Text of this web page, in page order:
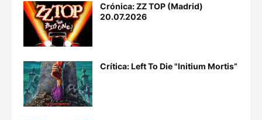
Crónica: ZZ TOP (Madrid)
20.07.2026
Crítica: Left To Die "Initium Mortis”